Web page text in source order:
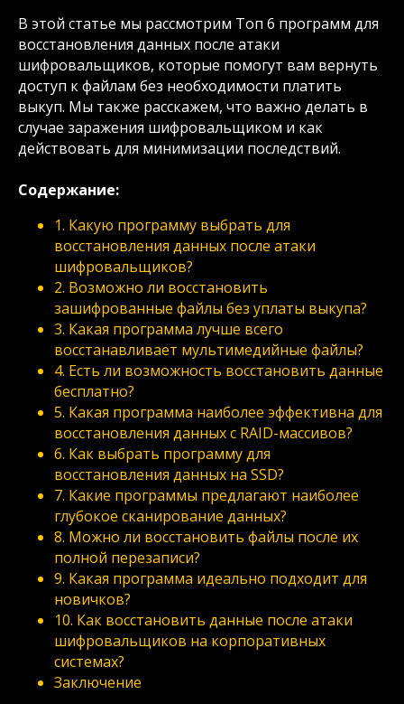
В этой статье мы рассмотрим Топ 6 программ для
восстановления данных после атаки
шифровальщиков, которые помогут вам вернуть
доступ к файлам без необходимости платить
выкуп. Мы также расскажем, что важно делать в
случае заражения шифровальщиком и как
действовать для минимизации последствий.
Содержание:
1. Какую программу выбрать для
восстановления данных после атаки
шифровальщиков?
2. Возможно ли восстановить
зашифрованные файлы без уплаты выкупа?
3. Какая программа лучше всего
восстанавливает мультимедийные файлы?
4. Есть ли возможность восстановить данные
бесплатно?
5. Какая программа наиболее эффективна для
восстановления данных с RAID-массивов?
6. Как выбрать программу для
восстановления данных на SSD?
7. Какие программы предлагают наиболее
глубокое сканирование данных?
8. Можно ли восстановить файлы после их
полной перезаписи?
9. Какая программа идеально подходит для
новичков?
10. Как восстановить данные после атаки
шифровальщиков на корпоративных
системах?
Заключение